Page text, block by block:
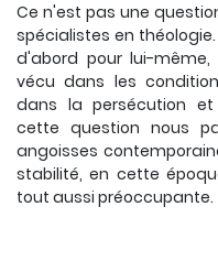
Ce n'est pas une
spécialistes en
d'abord pour lui-
vécu dans les
dans la persécution et
cette question nous
angoisses
stabilité, en cette
tout aussi préoccupante.